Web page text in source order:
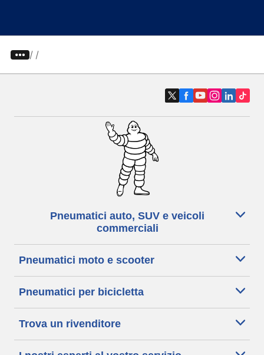
/
Pneumatici auto, SUV e veicoli
commerciali
Pneumatici moto e scooter
Pneumatici per bicicletta
Trova un rivenditore